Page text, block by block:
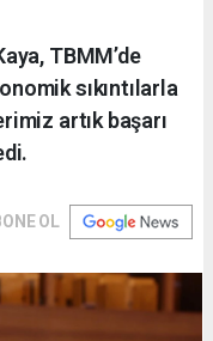
TBMM’de
sıkıntılarla
artık başarı
OL